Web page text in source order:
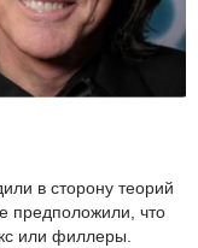
в сторону теорий
предположили, что
или филлеры.